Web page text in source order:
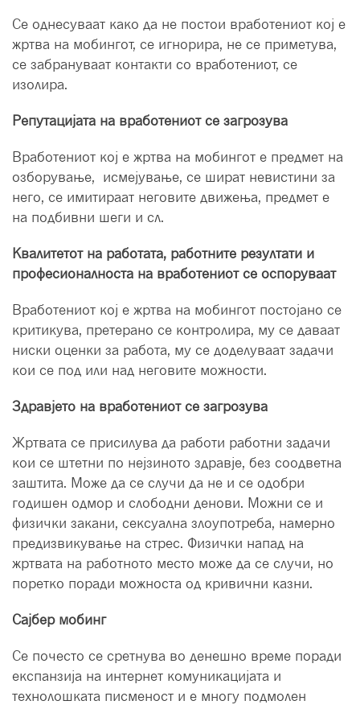
Се однесуваат како да не постои вработениот кој е
жртва на мобингот, се игнорира, не се приметува,
се забрануваат контакти со вработениот, се
изолира.
Репутацијата на вработениот се загрозува
Вработениот кој е жртва на мобингот е предмет на
озборување, исмејување, се шират невистини за
него, се имитираат неговите движења, предмет е
на подбивни шеги и сл.
Квалитетот на работата, работните резултати и
професионалноста на вработениот се оспоруваат
Вработениот кој е жртва на мобингот постојано се
критикува, претерано се контролира, му се даваат
ниски оценки за работа, му се доделуваат задачи
кои се под или над неговите можности.
Здравјето на вработениот се загрозува
Жртвата се присилува да работи работни задачи
кои се штетни по нејзиното здравје, без соодветна
заштита. Може да се случи да не и се одобри
годишен одмор и слободни денови. Можни се и
физички закани, сексуална злоупотреба, намерно
предизвикување на стрес. Физички напад на
жртвата на работното место може да се случи, но
поретко поради можноста од кривични казни.
Сајбер мобинг
Се почесто се сретнува во денешно време поради
експанзија на интернет комуникацијата и
технолошката писменост и е многу подмолен